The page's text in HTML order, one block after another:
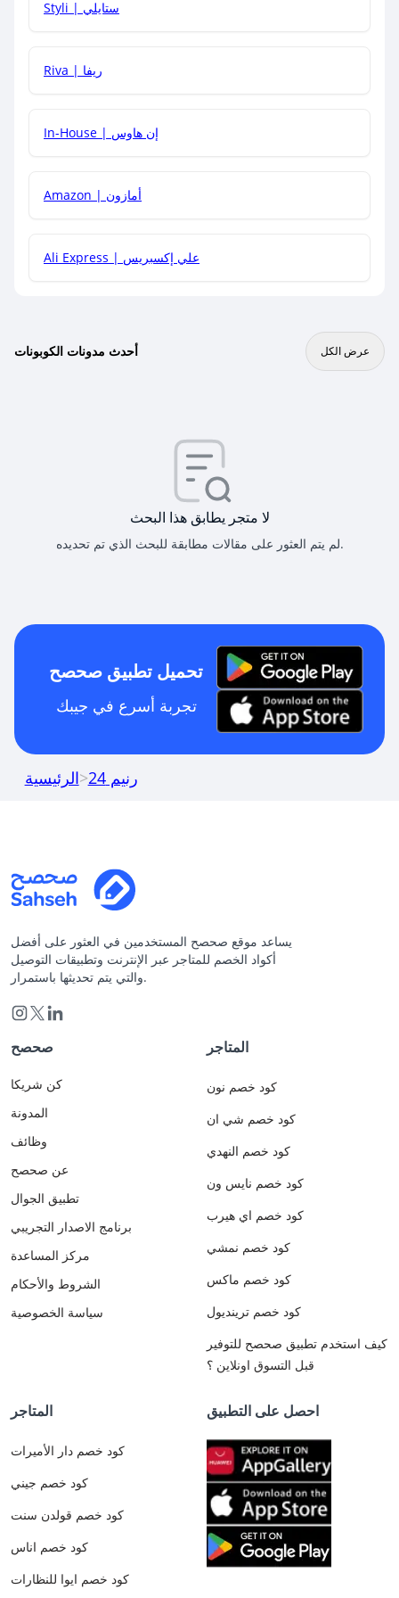
هل يمكنني جمع كود خصم مع العروض الأخرى؟
Styli | ستايلي
Riva | ريفا
In-House | إن هاوس
Amazon | أمازون
Ali Express | علي إكسبريس
أحدث مدونات الكوبونات عرض الكل
لا متجر يطابق هذا البحث
لم يتم العثور على مقالات مطابقة للبحث الذي تم تحديده.
تحميل تطبيق صحصح
تجربة أسرع في جيبك
الرئيسية> رنيم 24
يساعد موقع صحصح المستخدمين في العثور على أفضل
أكواد الخصم للمتاجر عبر الإنترنت وتطبيقات التوصيل
والتي يتم تحديثها باستمرار.
صحصح
كن شريكا
المدونة
وظائف
عن صحصح
تطبيق الجوال
برنامج الاصدار التجريبي
مركز المساعدة
الشروط والأحكام
سياسة الخصوصية
المتاجر
كود خصم نون
كود خصم شي ان
كود خصم النهدي
كود خصم نايس ون
كود خصم اي هيرب
كود خصم نمشي
كود خصم ماكس
كود خصم ترينديول
كيف استخدم تطبيق صحصح للتوفير
قبل التسوق اونلاين ؟
المتاجر
كود خصم دار الأميرات
كود خصم جيني
كود خصم قولدن سنت
كود خصم اناس
كود خصم ايوا للنظارات
احصل على التطبيق